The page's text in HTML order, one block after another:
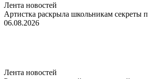
Лента новостей
Артистка раскрыла школьникам секреты
06.08.2026
Лента новостей